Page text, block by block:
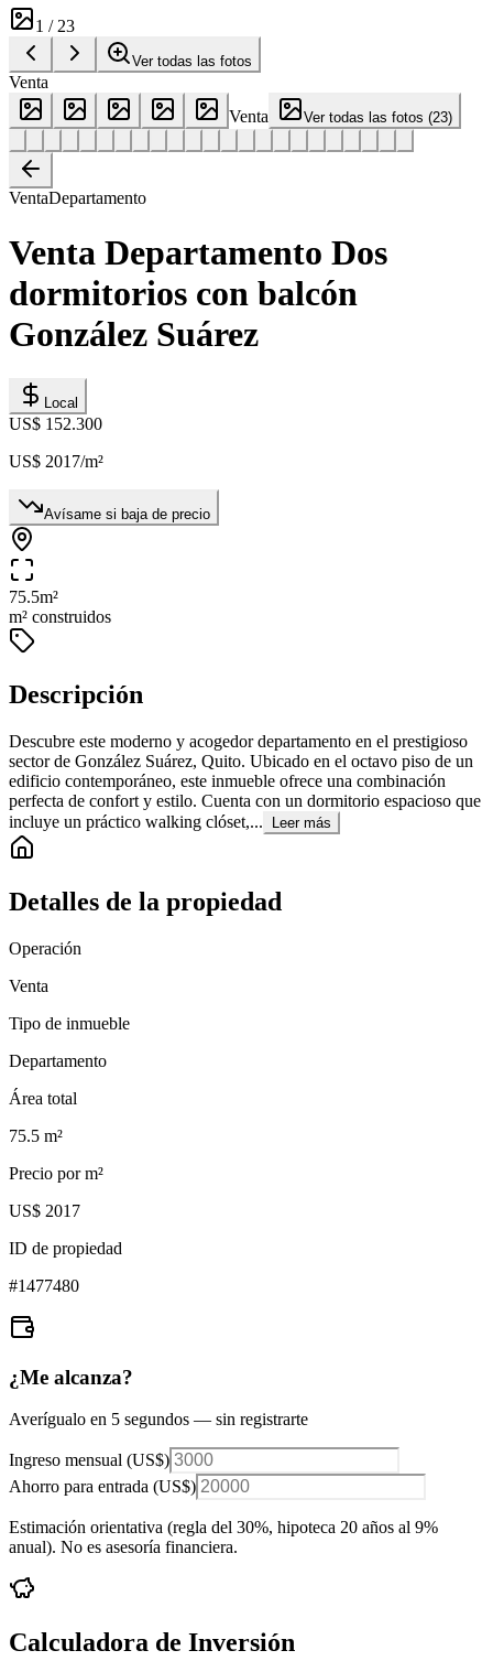
1 /23
Ver todas las fotos
Venta
Venta
Ver todas las fotos (23)
VentaDepartamento
Venta Departamento Dos
dormitorios con balcón
González Suárez
Local
US$ 152.300
US$ 2017/m²
Avísame si baja de precio
75.5m²
m² construidos
Descripción
Descubre este moderno y acogedor departamento en el prestigioso
sector de González Suárez, Quito. Ubicado en el octavo piso de un
edificio contemporáneo, este inmueble ofrece una combinación
perfecta de confort y estilo. Cuenta con un dormitorio espacioso que
incluye un práctico walking clóset,...
Leer más
Detalles de la propiedad
Operación
Venta
Tipo de inmueble
Departamento
Área total
75.5 m²
Precio por m²
US$ 2017
ID de propiedad
#1477480
¿Me alcanza?
Averígualo en 5 segundos — sin registrarte
Ingreso mensual (US$)
Ahorro para entrada (US$)
Estimación orientativa (regla del 30%, hipoteca 20 años al 9%
anual). No es asesoría financiera.
Calculadora de Inversión